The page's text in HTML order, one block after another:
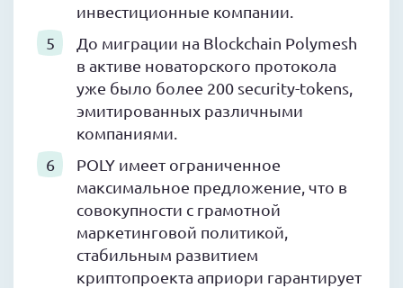
инвестиционные компании.
До миграции на Blockchain Polymesh
в активе новаторского протокола
уже было более 200 security-tokens,
эмитированных различными
компаниями.
POLY имеет ограниченное
максимальное предложение, что в
совокупности с грамотной
маркетинговой политикой,
стабильным развитием
криптопроекта априори гарантирует